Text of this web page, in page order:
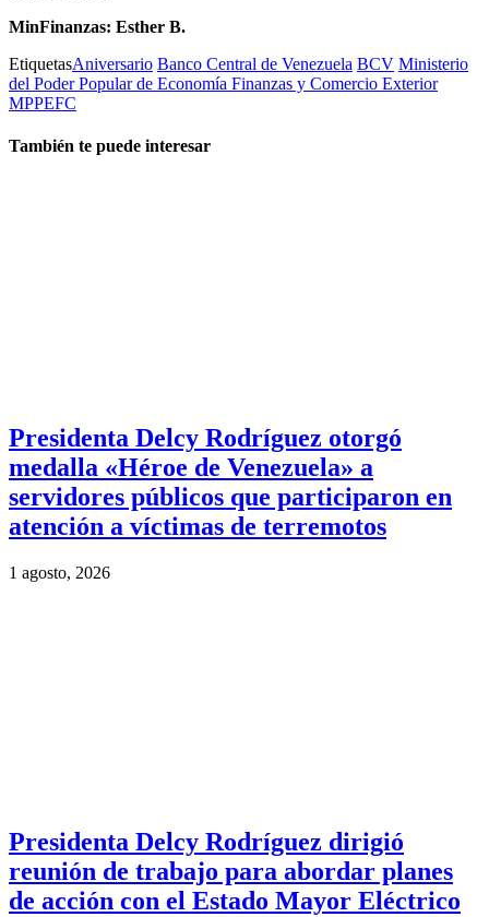
MinFinanzas: Esther B.
EtiquetasAniversario Banco Central de Venezuela BCV Ministerio
del Poder Popular de Economía Finanzas y Comercio Exterior
MPPEFC
También te puede interesar
Presidenta Delcy Rodríguez otorgó
medalla «Héroe de Venezuela» a
servidores públicos que participaron en
atención a víctimas de terremotos
1 agosto, 2026
Presidenta Delcy Rodríguez dirigió
reunión de trabajo para abordar planes
de acción con el Estado Mayor Eléctrico